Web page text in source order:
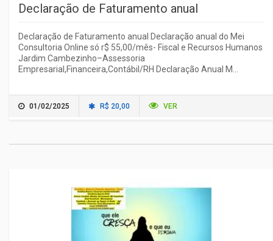
Declaração de Faturamento anual
Declaração de Faturamento anual Declaração anual do Mei
Consultoria Online só r$ 55,00/mês- Fiscal e Recursos Humanos
Jardim Cambezinho–Assessoria
Empresarial,Financeira,Contábil/RH Declaração Anual M...
01/02/2025 R$ 20,00 VER